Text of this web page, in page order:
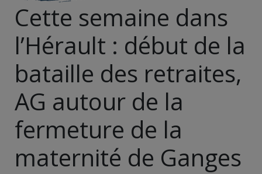
Cette semaine dans
l’Hérault : début de la
bataille des retraites,
AG autour de la
fermeture de la
maternité de Ganges